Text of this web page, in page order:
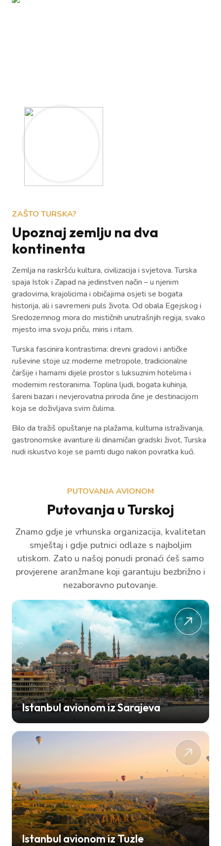
ZAŠTO TURSKA?
Upoznaj zemlju na dva
kontinenta
Zemlja na raskršću kultura, civilizacija i svjetova. Turska
spaja Istok i Zapad na jedinstven način – u njenim
gradovima, krajolicima i običajima osjeti se bogata
historija, ali i savremeni puls života. Od obala Egejskog i
Sredozemnog mora do mističnih unutrašnjih regija, svako
mjesto ima svoju priču, miris i ritam.
Turska fascinira kontrastima: drevni gradovi i antičke
ruševine stoje uz moderne metropole, tradicionalne
čaršije i hamami dijele prostor s luksuznim hotelima i
modernim restoranima. Toplina ljudi, bogata kuhinja,
šareni bazari i nevjerovatna priroda čine je destinacijom
koja se doživljava svim čulima.
Bilo da tražiš opuštanje na plažama, kulturna istraživanja,
gastronomske avanture ili dinamičan gradski život, Turska
nudi iskustvo koje se pamti dugo nakon povratka kući.
PUTOVANJA AVIONOM
Putovanja u Turskoj
Znamo gdje je vrhunska organizacija, kvalitetan
smještaj i gdje putnici odlaze s najboljim
utiskom. Zato u našoj ponudi pronaći ćeš samo
provjerene aranžmane koji garantuju bezbrižno i
nezaboravno putovanje.
Istanbul avionom iz Sarajeva
Istanbul avionom iz Tuzle